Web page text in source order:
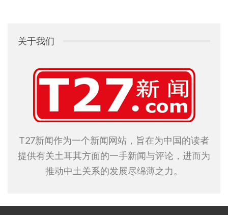
关于我们
T27新闻作为一个新闻网站，旨在为中国的读者
提供有关土耳其方面的一手新闻与评论，进而为
推动中土关系的发展尽绵薄之力。